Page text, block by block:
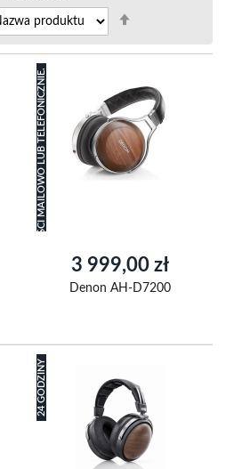
ZAPYTAJ O PLANOWANY TERMIN DOSTĘPNOŚCI MAILOWO LUB TELEFONICZNIE. 3 999,00 zł
Denon AH-D7200
24 GODZINY